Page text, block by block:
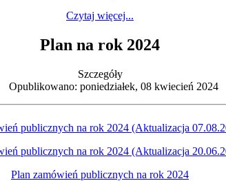
Czytaj więcej...
Plan na rok 2024
Szczegóły
Opublikowano: poniedziałek, 08 kwiecień 2024
publicznych na rok 2024 (Aktualizacja
publicznych na rok 2024 (Aktualizacja
Plan zamówień publicznych na rok 2024